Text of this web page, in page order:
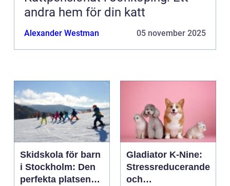
andra hem för din katt
Alexander Westman 05 november 2025
Skidskola för barn
i Stockholm: Den
perfekta platsen
Gladiator K-Nine:
Stressreducerande
och